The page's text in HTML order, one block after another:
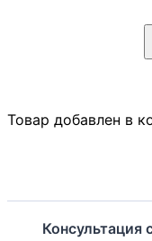
Товар добавлен в
Консультация